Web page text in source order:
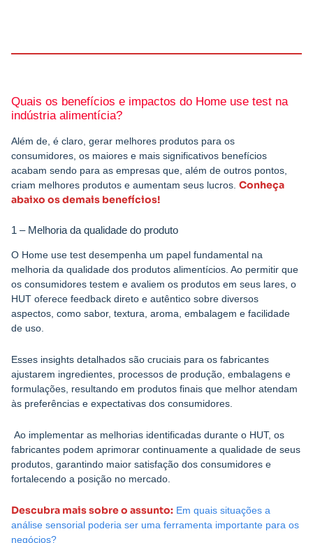
Quais os benefícios e impactos do Home use test na
indústria alimentícia?
Além de, é claro, gerar melhores produtos para os
consumidores, os maiores e mais significativos benefícios
acabam sendo para as empresas que, além de outros pontos,
criam melhores produtos e aumentam seus lucros. Conheça
abaixo os demais benefícios!
1 – Melhoria da qualidade do produto
O Home use test desempenha um papel fundamental na
melhoria da qualidade dos produtos alimentícios. Ao permitir que
os consumidores testem e avaliem os produtos em seus lares, o
HUT oferece feedback direto e autêntico sobre diversos
aspectos, como sabor, textura, aroma, embalagem e facilidade
de uso.
Esses insights detalhados são cruciais para os fabricantes
ajustarem ingredientes, processos de produção, embalagens e
formulações, resultando em produtos finais que melhor atendam
às preferências e expectativas dos consumidores.
Ao implementar as melhorias identificadas durante o HUT, os
fabricantes podem aprimorar continuamente a qualidade de seus
produtos, garantindo maior satisfação dos consumidores e
fortalecendo a posição no mercado.
Descubra mais sobre o assunto: Em quais situações a
análise sensorial poderia ser uma ferramenta importante para os
negócios?